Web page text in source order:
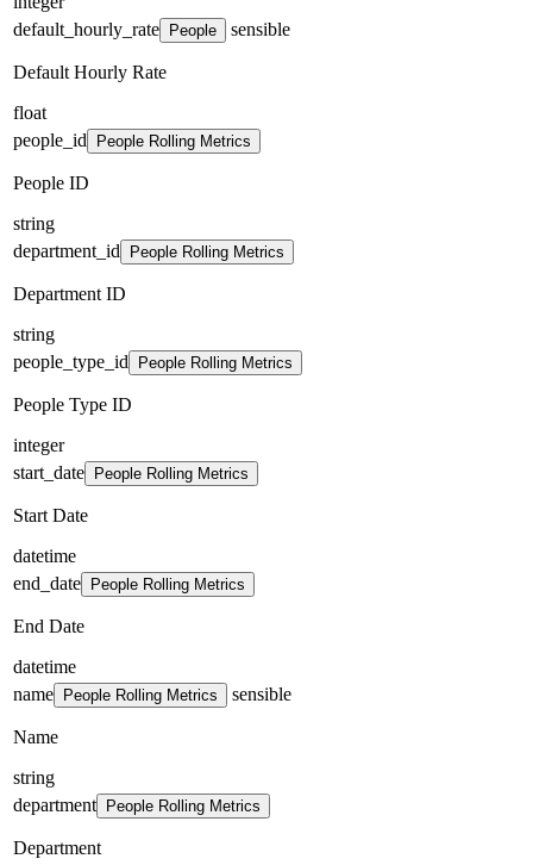
default_hourly_rate
People sensible
Default Hourly Rate
float
people_id
People Rolling Metrics
People ID
string
department_id
People Rolling Metrics
Department ID
string
people_type_id
People Rolling Metrics
People Type ID
integer
start_date
People Rolling Metrics
Start Date
datetime
end_date
People Rolling Metrics
End Date
datetime
name
People Rolling Metrics sensible
Name
string
department
People Rolling Metrics
Department